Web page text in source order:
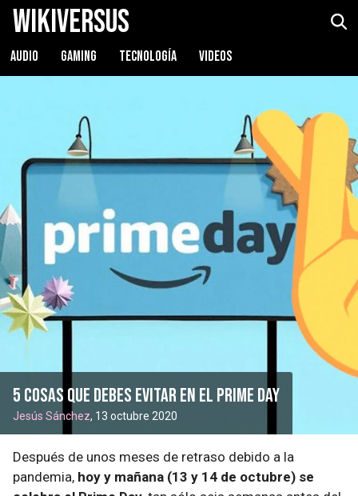
WikiVersus
AUDIO GAMING TECNOLOGÍA VIDEOS
5 cosas que debes evitar en el prime day
Jesús Sánchez, 13 octubre 2020
Después de unos meses de retraso debido a la
pandemia, hoy y mañana (13 y 14 de octubre) se